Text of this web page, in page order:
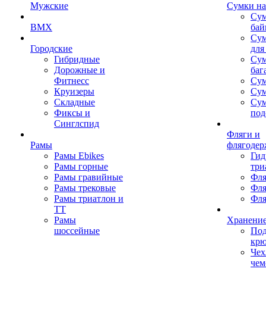
Мужские
BMX
Городские
Гибридные
Дорожные и
Фитнесс
Круизеры
Складные
Фиксы и
Синглспид
Рамы
Рамы Ebikes
Рамы горные
Рамы гравийные
Рамы трековые
Рамы триатлон и
ТТ
Рамы
шоссейные
Сумки
Фляги и